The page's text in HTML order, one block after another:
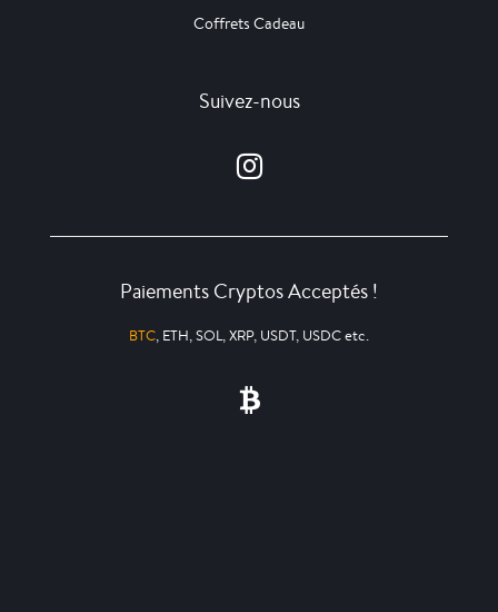
Coffrets Cadeau
Suivez-nous
Paiements Cryptos Acceptés !
BTC, ETH, SOL, XRP, USDT, USDC etc.